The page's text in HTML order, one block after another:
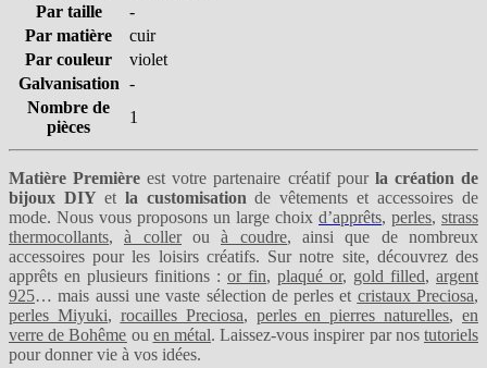
Par taille
-
Par matière
cuir
Par couleur
violet
Galvanisation -
Nombre de
pièces
1
Matière Première est votre partenaire créatif pourla création de
bijoux DIY etla customisation de vêtements et accessoires de
mode. Nous vous proposons un large choix d’apprêts, perles, strass
thermocollants,à collerouà coudre, ainsi que de nombreux
accessoires pour les loisirs créatifs. Sur notre site, découvrez des
apprêts en plusieurs finitions : or fin, plaqué or, gold filled, argent
925… mais aussi une vaste sélection de perles et cristaux Preciosa,
perles Miyuki, rocailles Preciosa, perles en pierres naturelles, en
verre de Bohême ou en métal. Laissez-vous inspirer par nostutoriels
pour donner vie à vos idées.